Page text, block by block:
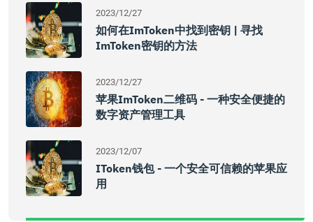
2023/12/27
如何在imToken中找到密钥 | 寻找
ImToken密钥的方法
2023/12/27
苹果imToken二维码 - 一种安全便捷的
数字资产管理工具
2023/12/07
IToken钱包 - 一个安全可信赖的苹果应
用